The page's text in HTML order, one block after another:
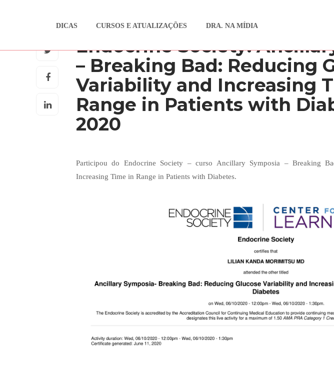
DICAS CURSOS E ATUALIZAÇÕES DRA. NA MÍDIA
CURSOS E ATUALIZAÇÕES
Endocrine Society:
– Breaking Bad: Reducing
Variability and Increasing
Range in Patients with
2020
Participou do Endocrine Society – curso Ancillary Symposia – Breaking
Increasing Time in Range in Patients with Diabetes.